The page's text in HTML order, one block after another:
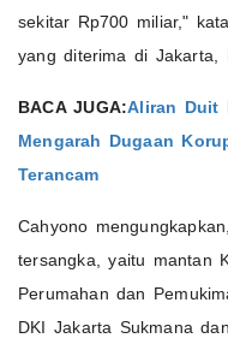
sekitar Rp700 miliar,"
yang diterima di Jakarta,
BACA JUGA:Aliran Duit
Mengarah Dugaan
Terancam
Cahyono
tersangka, yaitu mantan
Perumahan dan
DKI Jakarta Sukmana